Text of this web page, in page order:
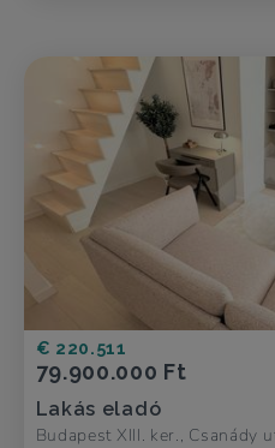
€ 220.511
79.900.000 Ft
Lakás eladó
Budapest XIII. ker., Csanády